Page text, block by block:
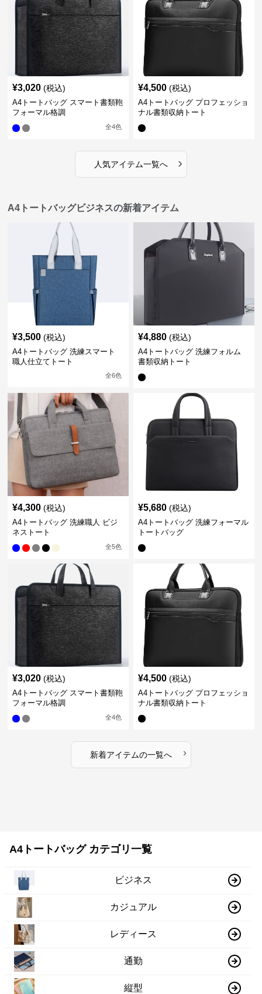
¥3,020 (税込)
A4トートバッグ スマート書類鞄
フォーマル格調
全4色
¥4,500 (税込)
A4トートバッグ プロフェッショ
ナル書類収納トート
人気アイテム一覧へ ›
A4トートバッグビジネスの新着アイテム
¥3,500 (税込)
A4トートバッグ 洗練スマート
職人仕立てトート
全6色
¥4,880 (税込)
A4トートバッグ 洗練フォルム
書類収納トート
¥4,300 (税込)
A4トートバッグ 洗練職人 ビジ
ネストート
全5色
¥5,680 (税込)
A4トートバッグ 洗練フォーマル
トートバッグ
¥3,020 (税込)
A4トートバッグ スマート書類鞄
フォーマル格調
全4色
¥4,500 (税込)
A4トートバッグ プロフェッショ
ナル書類収納トート
新着アイテムの一覧へ ›
A4トートバッグ カテゴリ一覧
ビジネス
カジュアル
レディース
通勤
縦型